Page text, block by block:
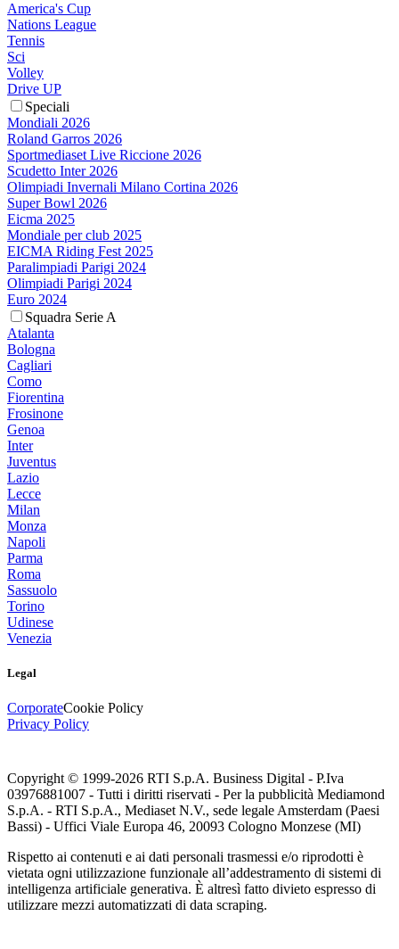
America's Cup
Nations League
Tennis
Sci
Volley
Drive UP
Speciali
Mondiali 2026
Roland Garros 2026
Sportmediaset Live Riccione 2026
Scudetto Inter 2026
Olimpiadi Invernali Milano Cortina 2026
Super Bowl 2026
Eicma 2025
Mondiale per club 2025
EICMA Riding Fest 2025
Paralimpiadi Parigi 2024
Olimpiadi Parigi 2024
Euro 2024
Squadra Serie A
Atalanta
Bologna
Cagliari
Como
Fiorentina
Frosinone
Genoa
Inter
Juventus
Lazio
Lecce
Milan
Monza
Napoli
Parma
Roma
Sassuolo
Torino
Udinese
Venezia
Legal
CorporateCookie Policy
Privacy Policy
Copyright © 1999-2026 RTI S.p.A. Business Digital - P.Iva
03976881007 - Tutti i diritti riservati - Per la pubblicità Mediamond
S.p.A. - RTI S.p.A., Mediaset N.V., sede legale Amsterdam (Paesi
Bassi) - Uffici Viale Europa 46, 20093 Cologno Monzese (MI)
Rispetto ai contenuti e ai dati personali trasmessi e/o riprodotti è
vietata ogni utilizzazione funzionale all’addestramento di sistemi di
intelligenza artificiale generativa. È altresì fatto divieto espresso di
utilizzare mezzi automatizzati di data scraping.